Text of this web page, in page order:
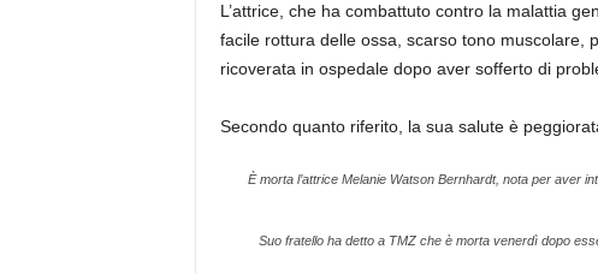
L’attrice, che ha combattuto contro la malattia
facile rottura delle ossa, scarso tono muscolare,
ricoverata in ospedale dopo aver sofferto di
Secondo quanto riferito, la sua salute è
È morta l’attrice Melanie Watson Bernhardt, nota per aver
Suo fratello ha detto a TMZ che è morta venerdì dopo